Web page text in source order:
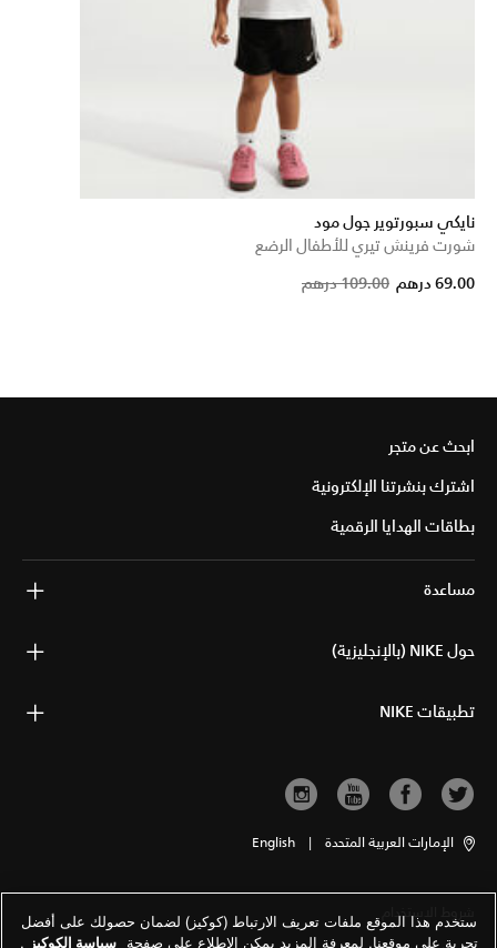
نايكي سبورتوير جول مود
شورت فرينش تيري للأطفال الرضع
Price
109.00 درهم to
69.00 درهم
ابحث عن متجر
اشترك بنشرتنا الإلكترونية
بطاقات الهدايا الرقمية
مساعدة
حول NIKE (بالإنجليزية)
تطبيقات NIKE
الإمارات العربية المتحدة |
English
شروط الاستخدام
ستخدم هذا الموقع ملفات تعريف الارتباط (كوكيز) لضمان حصولك على أفضل
تجربة على موقعنا. لمعرفة المزيد يمكن الاطلاع على صفحة سياسة الكوكيز .